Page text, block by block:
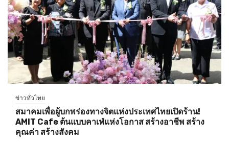
ข่าวทั่วไทย
สมาคมเพื่อผู้บกพร่องทางจิตแห่งประเทศไทยเปิดร้าน!
AMIT Cafe ต้นแบบคาเฟ่แห่งโอกาส สร้างอาชีพ สร้าง
คุณค่า สร้างสังคม